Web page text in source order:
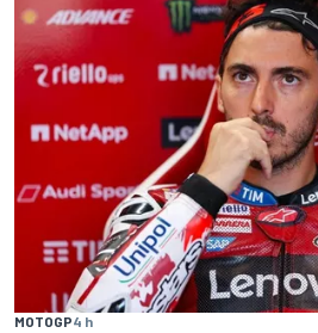
MOTOGP4 h